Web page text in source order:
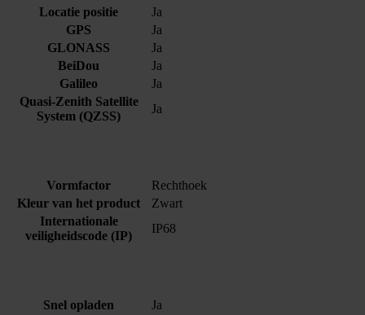
Locatie positie
Ja
GPS
Ja
GLONASS
Ja
BeiDou
Ja
Galileo
Ja
Quasi-Zenith Satellite
System (QZSS)
Ja
Vormfactor
Rechthoek
Kleur van het product
Zwart
Internationale
veiligheidscode (IP)
IP68
Snel opladen
Ja